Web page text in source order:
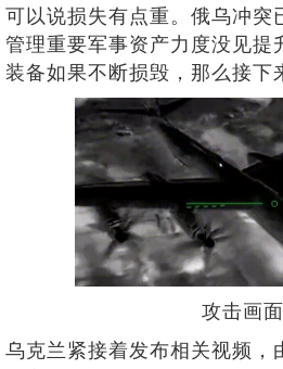
可以说损失有点重。俄乌冲突
管理重要军事资产力度没见提
装备如果不断损毁，那么接下
攻击画面
乌克兰紧接着发布相关视频，